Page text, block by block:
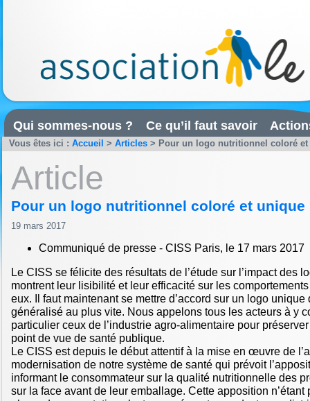
Qui sommes-nous ? Ce qu’il faut savoir
Vous êtes ici : Accueil > Articles > Pour un logo nutritionnel coloré
Article
Pour un logo nutritionnel coloré et unique
19 mars 2017
Communiqué de presse - CISS Paris, le 17 mars 2017
Le CISS se félicite des résultats de l’étude sur l’impact des
montrent leur lisibilité et leur efficacité sur les comportements
eux. Il faut maintenant se mettre d’accord sur un logo unique
généralisé au plus vite. Nous appelons tous les acteurs à y
particulier ceux de l’industrie agro-alimentaire pour
point de vue de santé publique.
Le CISS est depuis le début attentif à la mise en œuvre de
modernisation de notre système de santé qui prévoit
informant le consommateur sur la qualité nutritionnelle des
sur la face avant de leur emballage. Cette apposition n’étant